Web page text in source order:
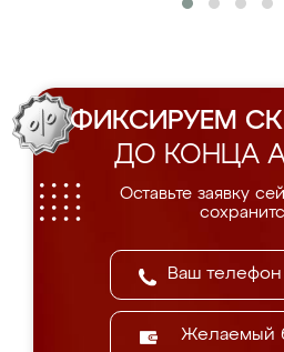
ФИКСИРУЕМ
ДО КОНЦА
Оставьте заявку
Желаемый